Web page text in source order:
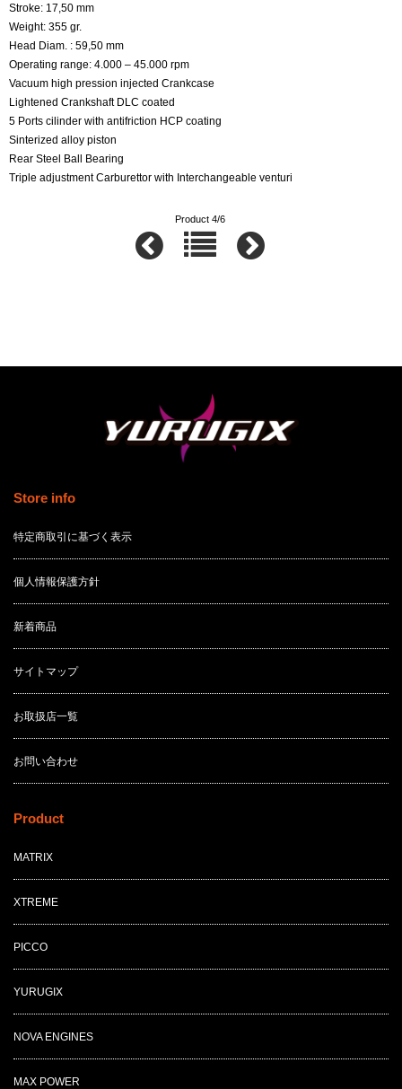
Stroke: 17,50 mm
Weight: 355 gr.
Head Diam. : 59,50 mm
Operating range: 4.000 – 45.000 rpm
Vacuum high pression injected Crankcase
Lightened Crankshaft DLC coated
5 Ports cilinder with antifriction HCP coating
Sinterized alloy piston
Rear Steel Ball Bearing
Triple adjustment Carburettor with Interchangeable venturi
Product 4/6
Store info
特定商取引に基づく表示
個人情報保護方針
新着商品
サイトマップ
お取扱店一覧
お問い合わせ
Product
MATRIX
XTREME
PICCO
YURUGIX
NOVA ENGINES
MAX POWER